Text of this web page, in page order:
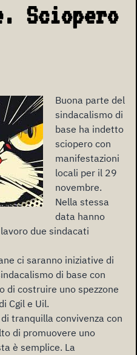
Sciopero
Buona parte del
sindacalismo di
base ha indetto
sciopero con
manifestazioni
locali per il 29
novembre.
Nella stessa
data hanno
due sindacati
ci saranno iniziative di
di base con
di costruire uno spezzone
Cgil e Uil.
tranquilla convivenza con
di promuovere uno
è semplice. La